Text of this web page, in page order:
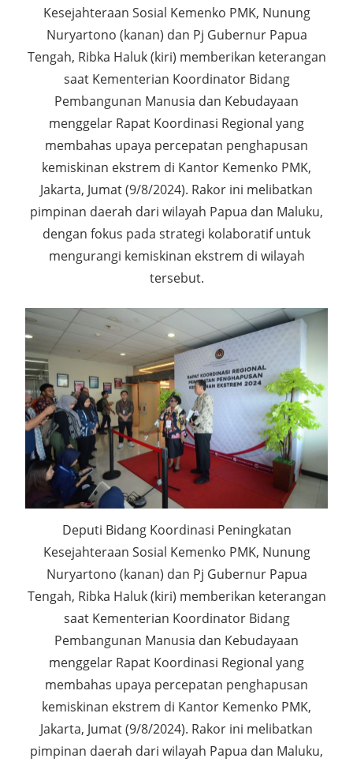
Kesejahteraan Sosial Kemenko PMK, Nunung
Nuryartono (kanan) dan Pj Gubernur Papua
Tengah, Ribka Haluk (kiri) memberikan keterangan
saat Kementerian Koordinator Bidang
Pembangunan Manusia dan Kebudayaan
menggelar Rapat Koordinasi Regional yang
membahas upaya percepatan penghapusan
kemiskinan ekstrem di Kantor Kemenko PMK,
Jakarta, Jumat (9/8/2024). Rakor ini melibatkan
pimpinan daerah dari wilayah Papua dan Maluku,
dengan fokus pada strategi kolaboratif untuk
mengurangi kemiskinan ekstrem di wilayah
tersebut.
Deputi Bidang Koordinasi Peningkatan
Kesejahteraan Sosial Kemenko PMK, Nunung
Nuryartono (kanan) dan Pj Gubernur Papua
Tengah, Ribka Haluk (kiri) memberikan keterangan
saat Kementerian Koordinator Bidang
Pembangunan Manusia dan Kebudayaan
menggelar Rapat Koordinasi Regional yang
membahas upaya percepatan penghapusan
kemiskinan ekstrem di Kantor Kemenko PMK,
Jakarta, Jumat (9/8/2024). Rakor ini melibatkan
pimpinan daerah dari wilayah Papua dan Maluku,